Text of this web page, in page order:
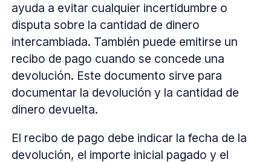
ayuda a evitar cualquier incertidumbre o
disputa sobre la cantidad de dinero
intercambiada. También puede emitirse un
recibo de pago cuando se concede una
devolución. Este documento sirve para
documentar la devolución y la cantidad de
dinero devuelta.
El recibo de pago debe indicar la fecha de la
devolución, el importe inicial pagado y el